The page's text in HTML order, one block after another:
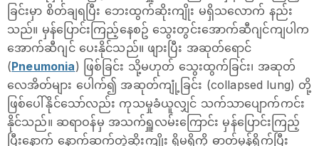
ခြင်းမှာ စိတ်ချရပြီး ဘေးထွက်ဆိုးကျိုး မရှိသလောက် နည်း
သည်။ မှန်ပြောင်းကြည့်နေစဥ် သွေးတွင်းအောက်ဆီဂျင်ကျပါက
အောက်ဆီဂျင် ပေးနိုင်သည်။ ဖျားပြီး အဆုတ်‌ရောင်
(Pneumonia) ဖြစ်ခြင်း သို့မဟုတ် သွေးထွက်ခြင်း၊ အဆုတ်
လေအိတ်များ ပေါက်၍ အဆုတ်ကျုံ့ခြင်း (collapsed lung) တို့
ဖြစ်ပေါ်နိုင်သော်လည်း ကုသမှုခံယူလျှင် သက်သာပျောက်ကင်း
နိုင်သည်။ ဆရာဝန်မှ အသက်ရှူလမ်းကြောင်း မှန်ပြောင်းကြည့်
ပြီးနောက် နောက်ဆက်တွဲဆိုးကျိုး ရှိမရှိကို ဓာတ်မှန်ရိုက်ပြီး